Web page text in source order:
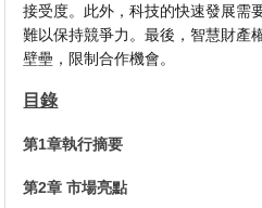
接受度。此外，科技的快速發展需
難以保持競爭力。最後，智慧財產
壁壘，限制合作機會。
目錄
第1章執行摘要
第2章 市場亮點